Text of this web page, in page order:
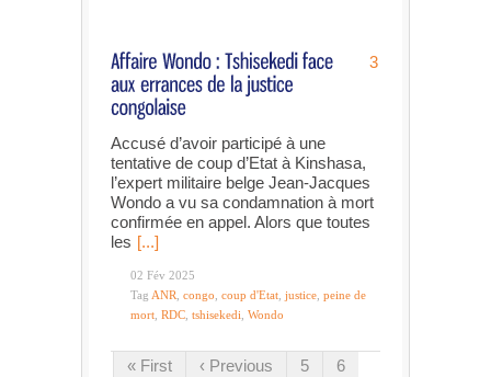
3
Accusé d’avoir participé à une
tentative de coup d’Etat à Kinshasa,
l’expert militaire belge Jean-Jacques
Wondo a vu sa condamnation à mort
confirmée en appel. Alors que toutes
les [...]
02 Fév 2025
Tag ANR, congo, coup d'Etat, justice, peine de
mort, RDC, tshisekedi, Wondo
« First ‹ Previous 5 6